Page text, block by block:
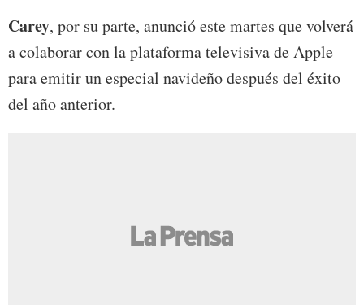
Carey, por su parte, anunció este martes que volverá
a colaborar con la plataforma televisiva de Apple
para emitir un especial navideño después del éxito
del año anterior.